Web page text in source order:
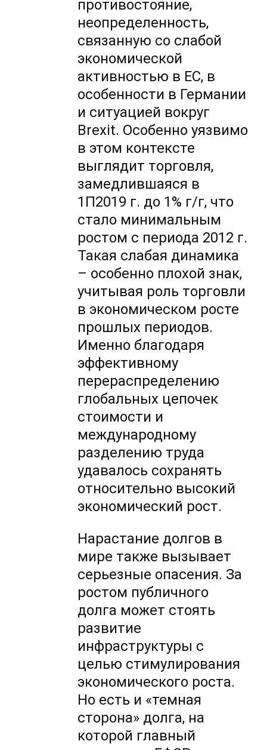
противостояние,
неопределенность,
связанную со слабой
экономической
активностью в ЕС, в
особенности в Германии
и ситуацией вокруг
Brexit. Особенно уязвимо
в этом контексте
выглядит торговля,
замедлившаяся в
1П2019 г. до 1% г/г, что
стало минимальным
ростом с периода 2012 г.
Такая слабая динамика
– особенно плохой знак,
учитывая роль торговли
в экономическом росте
прошлых периодов.
Именно благодаря
эффективному
перераспределению
глобальных цепочек
стоимости и
международному
разделению труда
удавалось сохранять
относительно высокий
экономический рост.
Нарастание долгов в
мире также вызывает
серьезные опасения. За
ростом публичного
долга может стоять
развитие
инфраструктуры с
целью стимулирования
экономического роста.
Но есть и «темная
сторона» долга, на
которой главный